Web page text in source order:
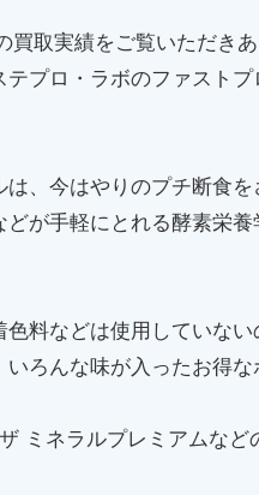
取実績をご覧いただきあ
プロ・ラボのファスト
、今はやりのプチ断食
が手軽にとれる酵素栄
料などは使用していな
ろんな味が入ったお得な
ミネラルプレミアムな